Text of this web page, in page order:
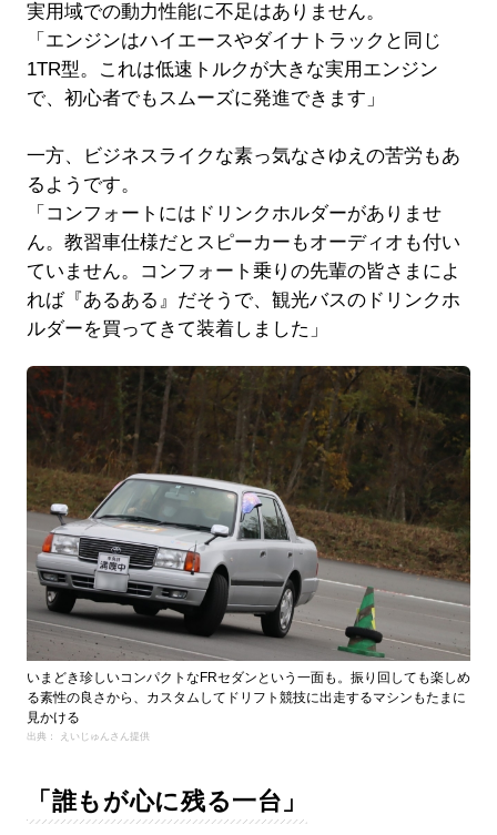
実用域での動力性能に不足はありません。
「エンジンはハイエースやダイナトラックと同じ
1TR型。これは低速トルクが大きな実用エンジン
で、初心者でもスムーズに発進できます」
一方、ビジネスライクな素っ気なさゆえの苦労もあ
るようです。
「コンフォートにはドリンクホルダーがありませ
ん。教習車仕様だとスピーカーもオーディオも付い
ていません。コンフォート乗りの先輩の皆さまによ
れば『あるある』だそうで、観光バスのドリンクホ
ルダーを買ってきて装着しました」
いまどき珍しいコンパクトなFRセダンという一面も。振り回しても楽しめ
る素性の良さから、カスタムしてドリフト競技に出走するマシンもたまに
見かける
出典： えいじゅんさん提供
「誰もが心に残る一台」